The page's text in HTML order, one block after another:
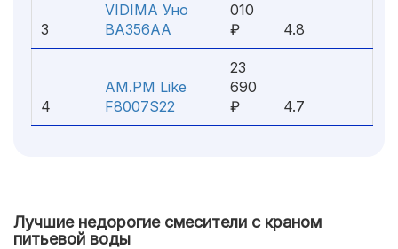
3
VIDIMA Уно
BA356AA
010
₽
4.8
4
AM.PM Like
F8007S22
23
690
₽
4.7
Лучшие недорогие смесители с краном
питьевой воды